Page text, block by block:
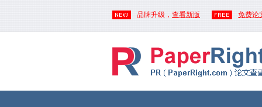
品牌升级， 查看新版 免费论